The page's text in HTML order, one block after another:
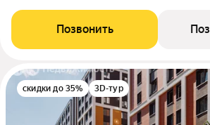
Позвонить
скидки до 35% 3D-тур